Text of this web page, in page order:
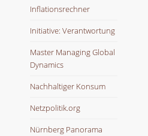
Inflationsrechner
Initiative: Verantwortung
Master Managing Global
Dynamics
Nachhaltiger Konsum
Netzpolitik.org
Nürnberg Panorama